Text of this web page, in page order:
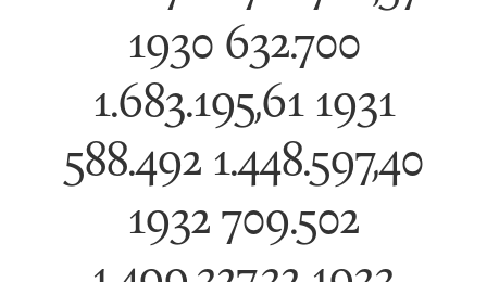
1930 632.700
1.683.195,61 1931
588.492 1.448.597,40
1932 709.502